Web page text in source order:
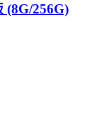
(8G/256G)